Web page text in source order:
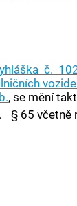
č.
, se mění
§ 65 včetně